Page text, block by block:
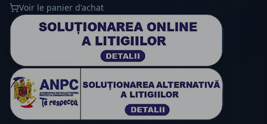
Voir le panier d'achat